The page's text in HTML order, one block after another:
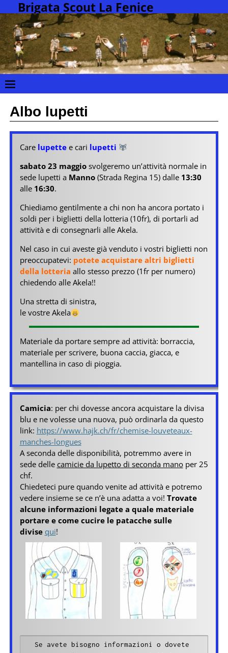
Brigata Scout La Fenice
Albo lupetti
Care lupettee cari lupetti
sabato 23 maggiosvolgeremo un’attività normale in
sede lupetti a Manno(Strada Regina 15) dalle 13:30
alle 16:30.
Chiediamo gentilmente a chi non ha ancora portato i
soldi per i biglietti della lotteria (10fr), di portarli ad
attività e di consegnarli alle Akela.
Nel caso in cui aveste già venduto i vostri biglietti non
preoccupatevi: potete acquistare altri biglietti
della lotteria allo stesso prezzo (1fr per numero)
chiedendo alle Akela!!
Una stretta di sinistra,
le vostre Akela
Materiale da portare sempre ad attività: borraccia,
materiale per scrivere, buona caccia, giacca, e
mantellina in caso di pioggia.
Camicia: per chi dovesse ancora acquistare la divisa
blu e ne volesse una nuova, può ordinarla da questo
link: https://www.hajk.ch/fr/chemise-louveteaux-
manches-longues
A seconda delle disponibilità, potremmo avere in
sede delle camicie da lupetto di seconda manoper 25
chf.
Chiedeteci pure quando venite ad attività e potremo
vedere insieme se ce n’è una adatta a voi! Trovate
alcune informazioni legate a quale materiale
portare e come cucire le patacche sulle
divise qui!
Se avete bisogno informazioni o dovete